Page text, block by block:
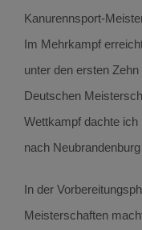
Kanurennsport-
Im Mehrkampf
unter den ersten
Deutschen
Wettkampf dachte
nach
In der
Meisterschaften